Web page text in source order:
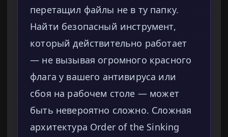
перетащил файлы не в ту папку.
Найти безопасный инструмент,
который действительно работает
— не вызывая огромного красного
флага у вашего антивируса или
сбоя на рабочем столе — может
быть невероятно сложно. Сложная
архитектура Order of the Sinking